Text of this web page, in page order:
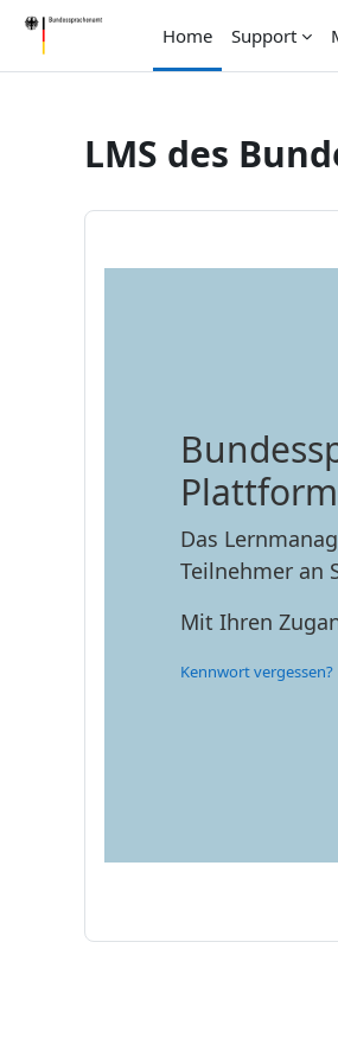
Vai al contenuto principale
Home
Support
LMS des
Plattform
Das
Teilnehmer an
Mit Ihren
Kennwort vergessen?